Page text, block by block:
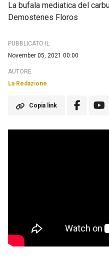
La bufala mediatica del
Demostenes Floros
PUBBLICATO IL
November 05, 2021 00:00
AUTORE
La Redazione
Copia link